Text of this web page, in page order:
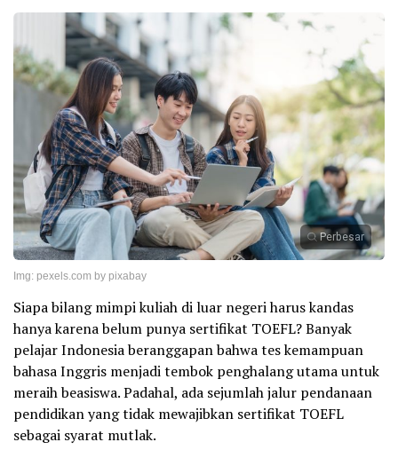
Perbesar
Img: pexels.com by pixabay
Siapa bilang mimpi kuliah di luar negeri harus kandas
hanya karena belum punya sertifikat TOEFL? Banyak
pelajar Indonesia beranggapan bahwa tes kemampuan
bahasa Inggris menjadi tembok penghalang utama untuk
meraih beasiswa. Padahal, ada sejumlah jalur pendanaan
pendidikan yang tidak mewajibkan sertifikat TOEFL
sebagai syarat mutlak.